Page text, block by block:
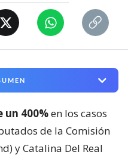
un 400%en los casos
de la Comisión
y Catalina Del Real